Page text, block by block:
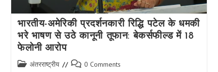
भारतीय-अमेरिकी प्रदर्शनकारी रिद्धि पटेल के धमकी
भरे भाषण से उठे कानूनी तूफान: बेकर्सफील्ड में 18
फेलोनी आरोप
Post अंतरराष्ट्रीय
Post 0 Comments